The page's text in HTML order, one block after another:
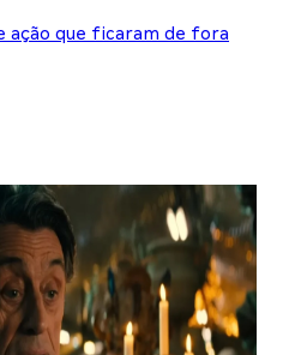
ação que ficaram de fora